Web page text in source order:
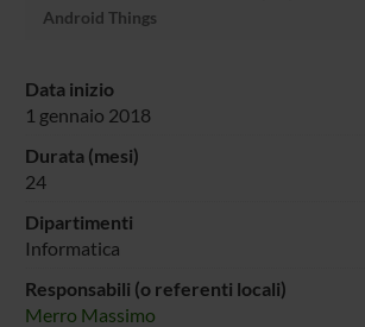
Android Things
Data inizio
1 gennaio 2018
Durata (mesi)
24
Dipartimenti
Informatica
Responsabili (o referenti locali)
Merro Massimo